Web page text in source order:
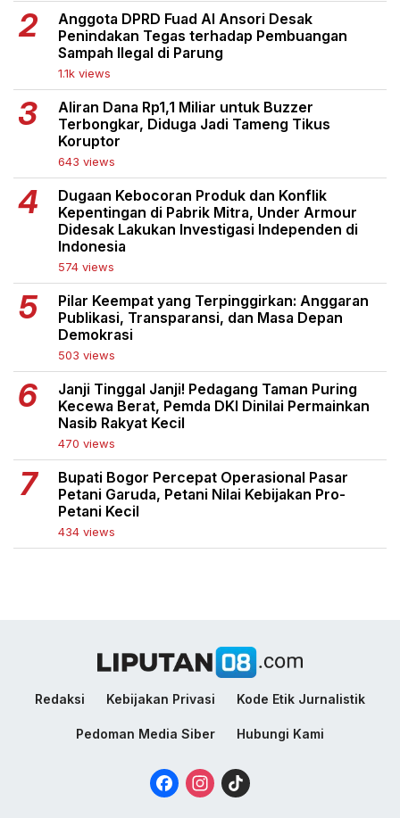
Anggota DPRD Fuad Al Ansori Desak
Penindakan Tegas terhadap Pembuangan
Sampah Ilegal di Parung
1.1k views
Aliran Dana Rp1,1 Miliar untuk Buzzer
Terbongkar, Diduga Jadi Tameng Tikus
Koruptor
643 views
Dugaan Kebocoran Produk dan Konflik
Kepentingan di Pabrik Mitra, Under Armour
Didesak Lakukan Investigasi Independen di
Indonesia
574 views
Pilar Keempat yang Terpinggirkan: Anggaran
Publikasi, Transparansi, dan Masa Depan
Demokrasi
503 views
Janji Tinggal Janji! Pedagang Taman Puring
Kecewa Berat, Pemda DKI Dinilai Permainkan
Nasib Rakyat Kecil
470 views
Bupati Bogor Percepat Operasional Pasar
Petani Garuda, Petani Nilai Kebijakan Pro-
Petani Kecil
434 views
Redaksi Kebijakan Privasi Kode Etik Jurnalistik
Pedoman Media Siber Hubungi Kami
FacebookInstagram